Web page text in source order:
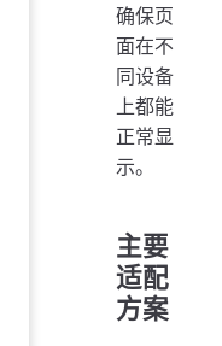
确保页
面在不
同设备
上都能
正常显
示。
主要
适配
方案